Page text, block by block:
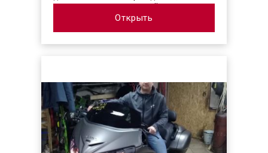
огорчило отсутствие плёночного
Открыть